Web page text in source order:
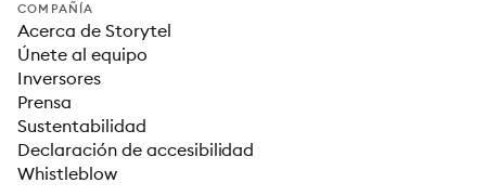
COMPAÑÍA
Acerca de Storytel
Únete al equipo
Inversores
Prensa
Sustentabilidad
Declaración de accesibilidad
Whistleblow